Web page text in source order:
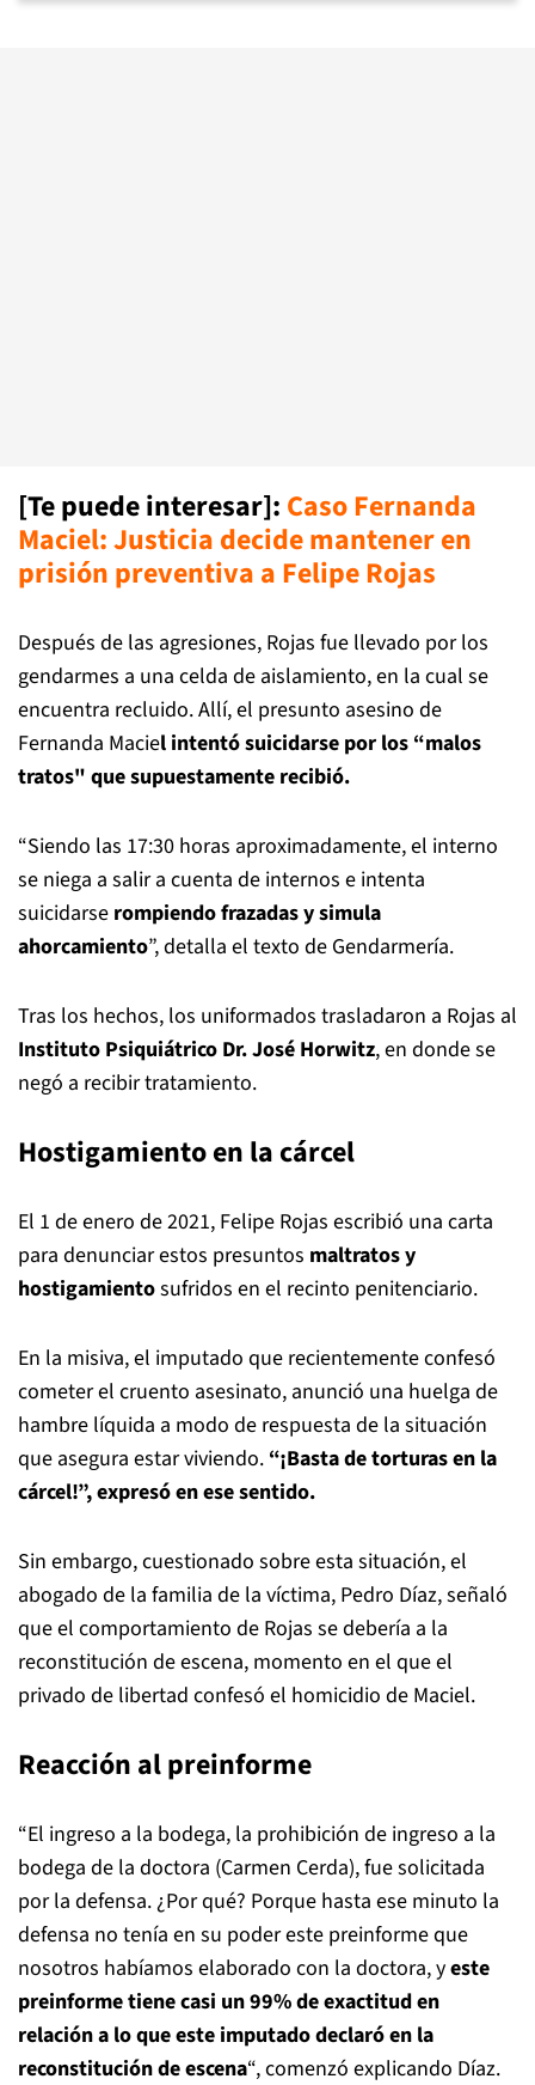
[Te puede interesar]: Caso Fernanda
Maciel: Justicia decide mantener en
prisión preventiva a Felipe Rojas
Después de las agresiones, Rojas fue llevado por los
gendarmes a una celda de aislamiento, en la cual se
encuentra recluido. Allí, el presunto asesino de
Fernanda Maciel intentó suicidarse por los “malos
tratos" que supuestamente recibió.
“Siendo las 17:30 horas aproximadamente, el interno
se niega a salir a cuenta de internos e intenta
suicidarse rompiendo frazadas y simula
ahorcamiento”, detalla el texto de Gendarmería.
Tras los hechos, los uniformados trasladaron a Rojas al
Instituto Psiquiátrico Dr. José Horwitz, en donde se
negó a recibir tratamiento.
Hostigamiento en la cárcel
El 1 de enero de 2021, Felipe Rojas escribió una carta
para denunciar estos presuntos maltratos y
hostigamientosufridos en el recinto penitenciario.
En la misiva, el imputado que recientemente confesó
cometer el cruento asesinato, anunció una huelga de
hambre líquida a modo de respuesta de la situación
que asegura estar viviendo. “¡Basta de torturas en la
cárcel!”, expresó en ese sentido.
Sin embargo, cuestionado sobre esta situación, el
abogado de la familia de la víctima, Pedro Díaz, señaló
que el comportamiento de Rojas se debería a la
reconstitución de escena, momento en el que el
privado de libertad confesó el homicidio de Maciel.
Reacción al preinforme
“El ingreso a la bodega, la prohibición de ingreso a la
bodega de la doctora (Carmen Cerda), fue solicitada
por la defensa. ¿Por qué? Porque hasta ese minuto la
defensa no tenía en su poder este preinforme que
nosotros habíamos elaborado con la doctora, yeste
preinforme tiene casi un 99% de exactitud en
relación a lo que este imputado declaró en la
reconstitución de escena“, comenzó explicando Díaz.